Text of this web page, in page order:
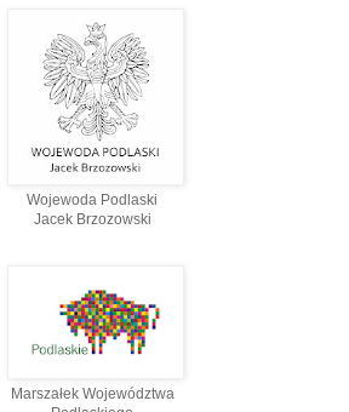
Wojewoda Podlaski
Jacek Brzozowski
Marszałek Województwa